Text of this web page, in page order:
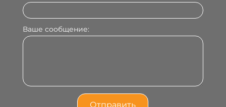
Ваше сообщение: